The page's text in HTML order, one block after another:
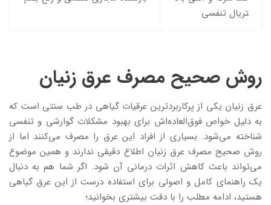
تریال تنفسی
روش صحیح مصرف عرق زنیان
عرق زنیان یکی از پرکاربردترین عرقیات گیاهی در طب سنتی است که
به دلیل خواص فوق‌العاده‌اش برای بهبود مشکلات گوارشی و تنفسی
شناخته می‌شود. بسیاری از افراد این عرق را مصرف می‌کنند اما از
روش صحیح مصرف عرق زنیان اطلاع دقیقی ندارند و همین موضوع
می‌تواند باعث کاهش اثرات درمانی آن شود. اگر شما هم به دنبال
یک راهنمای کامل و اصولی برای استفاده درست از این عرق گیاهی
هستید، ادامه مطلب را با دقت بیشتری بخوانید؛